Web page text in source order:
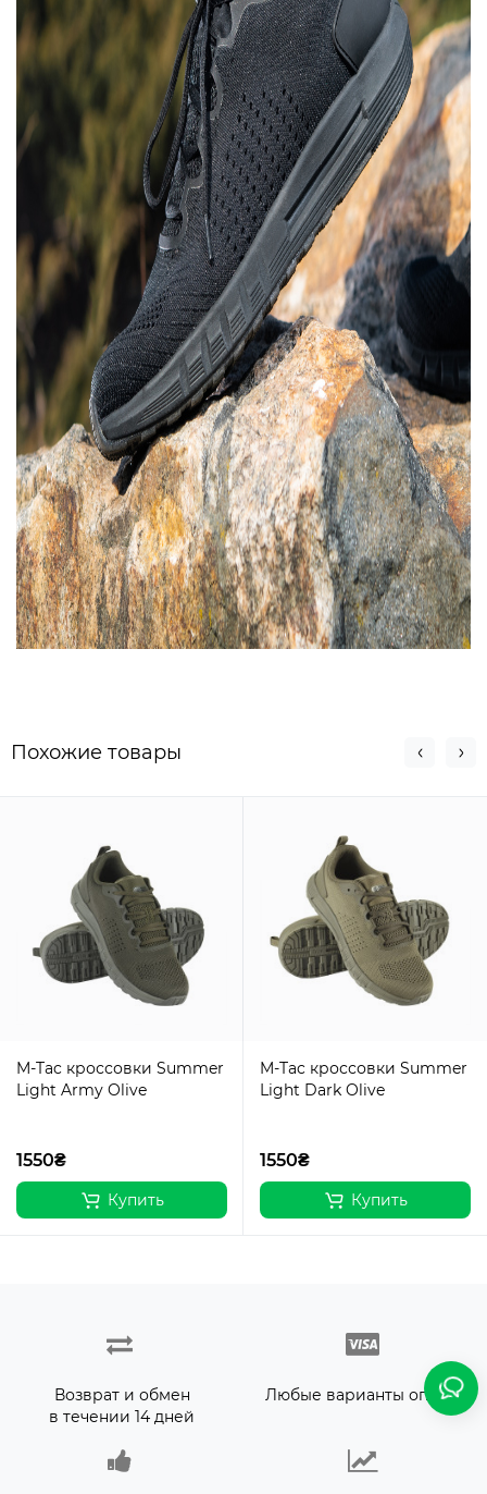
Похожие товары
M-Tac кроссовки Summer
Light Army Olive
1550₴
Купить
M-Tac кроссовки Summer
Light Dark Olive
1550₴
Купить
Возврат и обмен
в течении 14 дней
Любые варианты оплаты